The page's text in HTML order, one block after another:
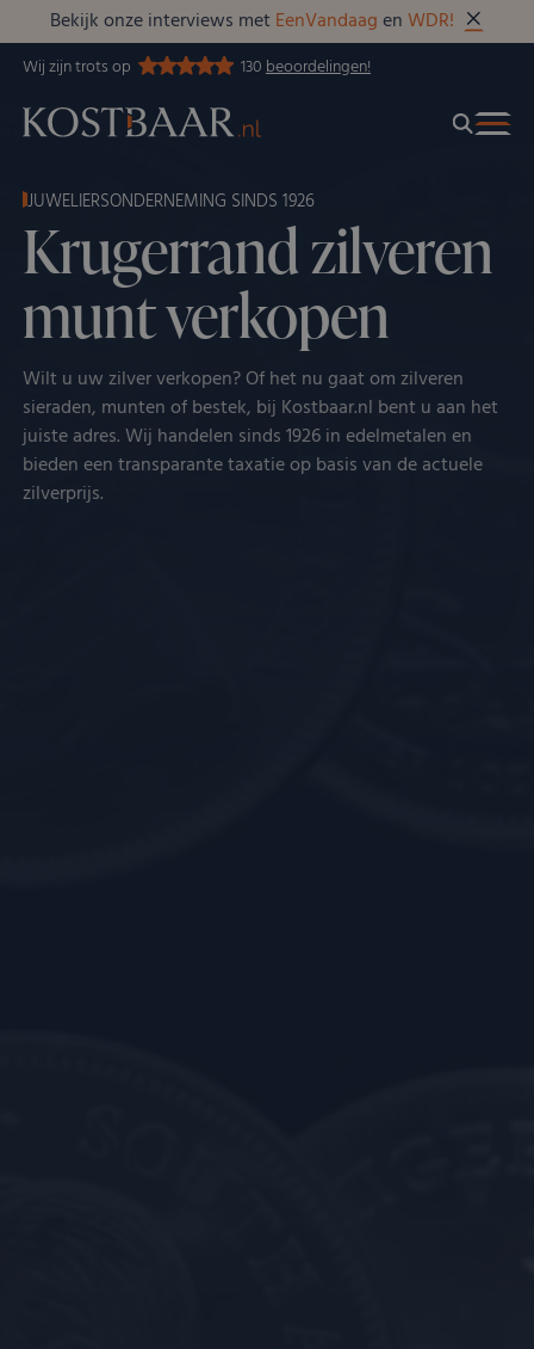
Bekijk onze interviews met EenVandaagenWDR!
Wij zijn trots op 130beoordelingen!
JUWELIERSONDERNEMING SINDS 1926
Krugerrand zilveren
munt verkopen
Wilt u uw zilver verkopen? Of het nu gaat om zilveren
sieraden, munten of bestek, bij Kostbaar.nl bent u aan het
juiste adres. Wij handelen sinds 1926 in edelmetalen en
bieden een transparante taxatie op basis van de actuele
zilverprijs.